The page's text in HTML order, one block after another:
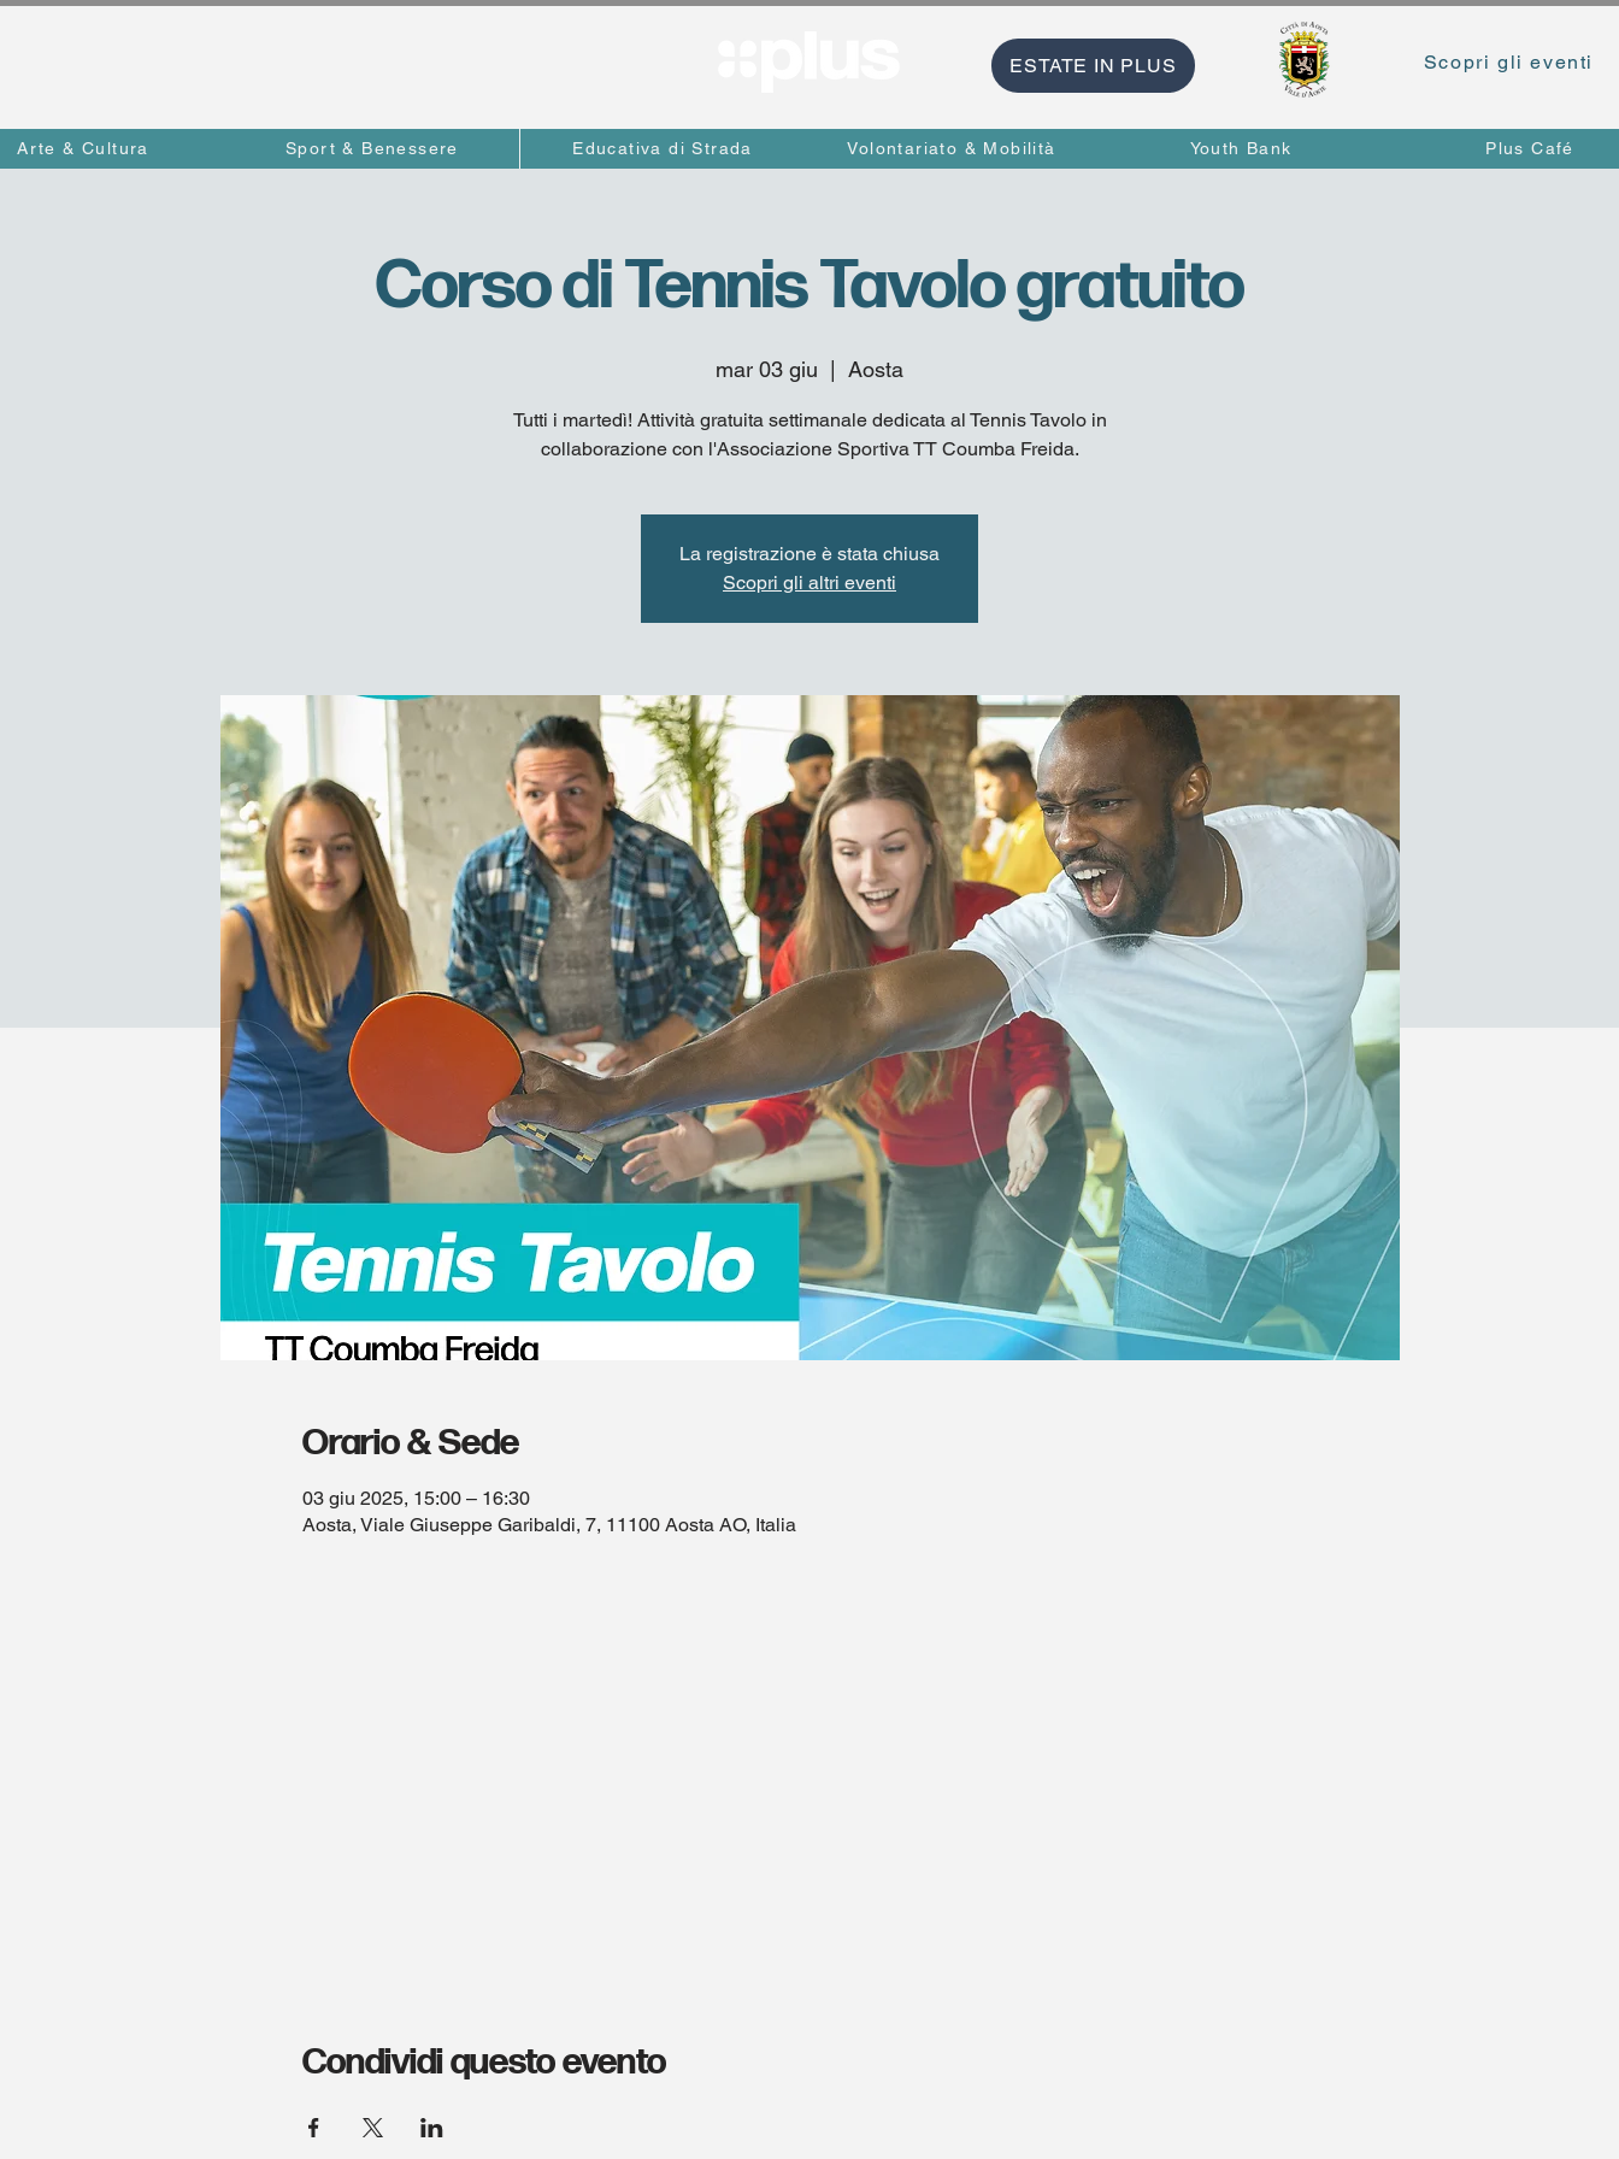
ESTATE IN PLUS Scopri gli eventi
Arte & Cultura Sport & Benessere Educativa di Strada Volontariato & Mobilità Youth Bank Plus Café
Corso di Tennis Tavolo gratuito
mar 03 giu Aosta
Tutti i martedì! Attività gratuita settimanale dedicata al Tennis Tavolo in
collaborazione con l'Associazione Sportiva TT Coumba Freida.
La registrazione è stata chiusa
Scopri gli altri eventi
Orario & Sede
03 giu 2025, 15:00 – 16:30
Aosta, Viale Giuseppe Garibaldi, 7, 11100 Aosta AO, Italia
Condividi questo evento